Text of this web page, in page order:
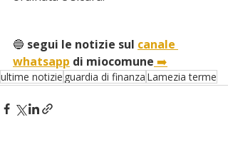
🔵 segui le notizie sul canale
whatsapp di miocomune ➡️
ultime notizie guardia di finanza Lamezia terme